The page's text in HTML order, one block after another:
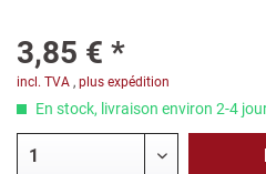
3,85 € *
incl. TVA , plus expédition
En stock, livraison environ 2-4